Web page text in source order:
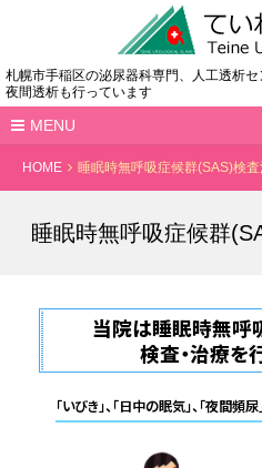
札幌市手稲区の泌尿器科専門、人工透析セ
夜間透析も行っています
MENU
HOME 睡眠時無呼吸症候群(SAS)検
睡眠時無呼吸症候群
当院は睡眠時無呼
検査・治療を
「いびき」、「日中の眠気」、「夜間